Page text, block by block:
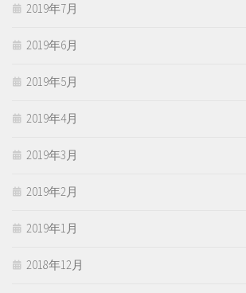
2019年7月
2019年6月
2019年5月
2019年4月
2019年3月
2019年2月
2019年1月
2018年12月